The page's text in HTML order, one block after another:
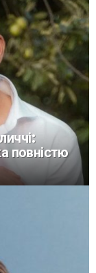
повністю